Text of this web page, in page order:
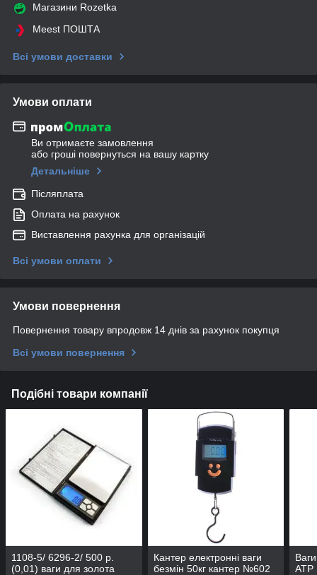
Магазини Rozetka
Meest ПОШТА
Всі умови доставки
Умови оплати
Ви отримаєте замовлення
або гроші повернуться на вашу картку
Детальніше
Післяплата
Оплата на рахунок
Виставлення рахунка для організацій
Всі умови оплати
Умови повернення
Повернення товару впродовж 14 днів за рахунок покупця
Всі умови повернення
Подібні товари компанії
1108-5/ 6296-2/ 500 р.
(0,01) ваги для золота
Кантер електронні ваги
безмін 50кг кантер №602
ATP